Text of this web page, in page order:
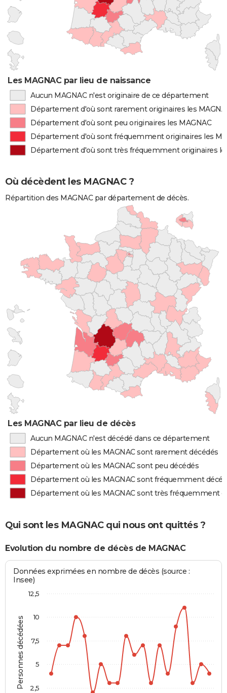
Les MAGNAC par lieu de naissance
Aucun MAGNAC n'est originaire de ce département
Département d'où sont rarement originaires les
Département d'où sont peu originaires les MAGNAC
Département d'où sont fréquemment originaires les
Département d'où sont très fréquemment originaires
Où décèdent les MAGNAC ?
Répartition des MAGNAC par département de décès.
Les MAGNAC par lieu de décès
Aucun MAGNAC n'est décédé dans ce département
Département où les MAGNAC sont rarement décédés
Département où les MAGNAC sont peu décédés
Département où les MAGNAC sont fréquemment
Département où les MAGNAC sont très fréquemment
Qui sont les MAGNAC qui nous ont quittés ?
Evolution du nombre de décès de MAGNAC
Personnes décédées
Données exprimées en nombre de décès (source :
Insee)
2,5
5
7,5
10
12,5